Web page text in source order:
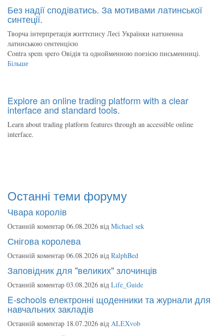
Без надії сподіватись. За мотивами латинської
синтеції.
Творча інтерпретація життєпису Лесі Українки натхненна
латинською сентенцією
Contra spem spero Овідія та однойменною поезією письменниці.
Більше
Explore an online trading platform with a clear
interface and standard tools.
Learn about trading platform features through an accessible online
interface.
Останні теми форуму
Чвара королів
Останній коментар 06.08.2026 від Michael sek
Снігова королева
Останній коментар 06.08.2026 від RalphBed
Заповідник для "великих" злочинців
Останній коментар 03.08.2026 від Life_Guide
E-schools електронні щоденники та журнали для
навчальних закладів
Останній коментар 18.07.2026 від ALEXvob